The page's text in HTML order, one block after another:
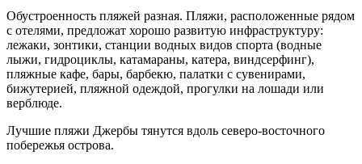
Обустроенность пляжей разная. Пляжи, расположенные рядом
с отелями, предложат хорошо развитую инфраструктуру:
лежаки, зонтики, станции водных видов спорта (водные
лыжи, гидроциклы, катамараны, катера, виндсерфинг),
пляжные кафе, бары, барбекю, палатки с сувенирами,
бижутерией, пляжной одеждой, прогулки на лошади или
верблюде.
Лучшие пляжи Джербы тянутся вдоль северо-восточного
побережья острова.